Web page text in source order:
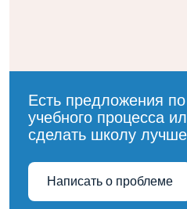
Есть предложения по
учебного процесса
сделать школу
Написать о проблеме